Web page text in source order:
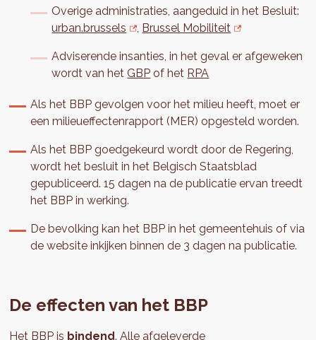
Overige administraties, aangeduid in het Besluit:
urban.brussels
Brussel Mobiliteit
Adviserende insanties, in het geval er afgeweken
wordt van het GBP of het RPA
Als het BBP gevolgen voor het milieu heeft, moet er
een milieueffectenrapport (MER) opgesteld worden.
Als het BBP goedgekeurd wordt door de Regering,
wordt het besluit in het Belgisch Staatsblad
gepubliceerd. 15 dagen na de publicatie ervan treedt
het BBP in werking.
De bevolking kan het BBP in het gemeentehuis of via
de website inkijken binnen de 3 dagen na publicatie.
De effecten van het BBP
Het BBP is bindend. Alle afgeleverde